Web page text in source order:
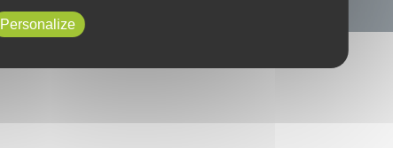
Personalize